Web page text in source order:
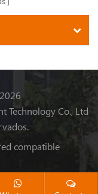
Technology Co., Ltd
compatible